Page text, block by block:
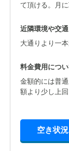
て頂ける。月
近隣環境や交
大通りより一
料金費用につ
金額的には普
額より少し上回
空き状